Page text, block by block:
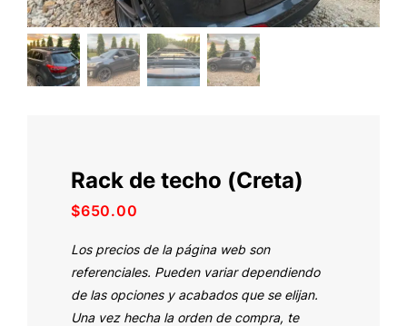
Rack de techo (Creta)
$650.00
Los precios de la página web son
referenciales. Pueden variar dependiendo
de las opciones y acabados que se elijan.
Una vez hecha la orden de compra, te